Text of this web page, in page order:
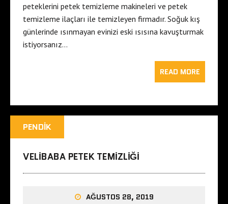
peteklerini petek temizleme makineleri ve petek
temizleme ilaçları ile temizleyen firmadır. Soğuk kış
günlerinde ısınmayan evinizi eski ısısına kavuşturmak
istiyorsanız…
READ MORE
PENDIK
VELIBABA PETEK TEMIZLIĞI
AĞUSTOS 28, 2019